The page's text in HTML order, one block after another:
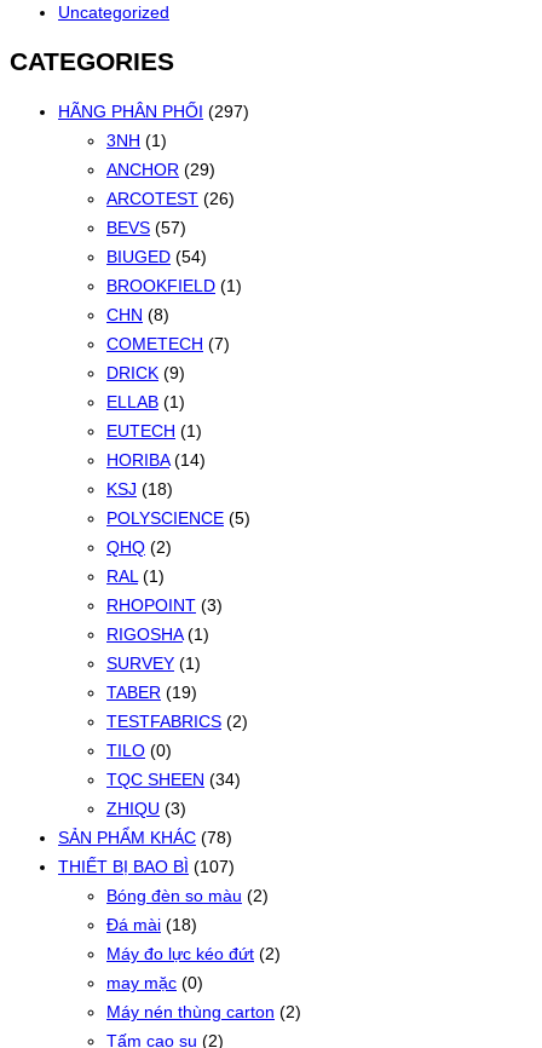
Uncategorized
CATEGORIES
HÃNG PHÂN PHỐI (297)
3NH (1)
ANCHOR (29)
ARCOTEST (26)
BEVS (57)
BIUGED (54)
BROOKFIELD (1)
CHN (8)
COMETECH (7)
DRICK (9)
ELLAB (1)
EUTECH (1)
HORIBA (14)
KSJ (18)
POLYSCIENCE (5)
QHQ (2)
RAL (1)
RHOPOINT (3)
RIGOSHA (1)
SURVEY (1)
TABER (19)
TESTFABRICS (2)
TILO (0)
TQC SHEEN (34)
ZHIQU (3)
SẢN PHẨM KHÁC (78)
THIẾT BỊ BAO BÌ (107)
Bóng đèn so màu (2)
Đá mài (18)
Máy đo lực kéo đứt (2)
may mặc (0)
Máy nén thùng carton (2)
Tấm cao su (2)